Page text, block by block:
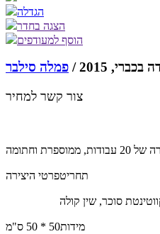
הגדלה
הצגה בחדר
הוסף למעודפים
2015 / פמלה סילבר
צור קשר למחיר
פרטי היצירהתחריט
סוכר, שין קולה
מידות50 * 50 ס"מ